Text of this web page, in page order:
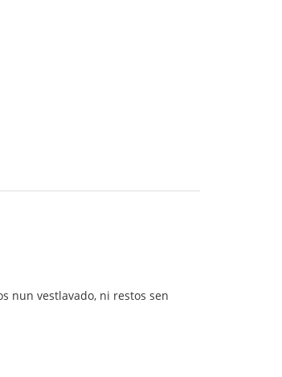
nun vestlavado, ni restos sen